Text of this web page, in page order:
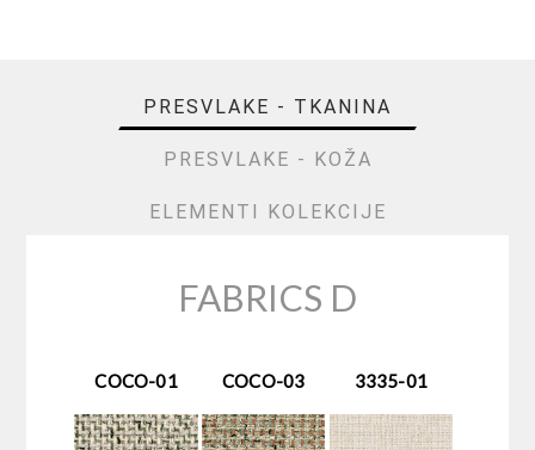
PRESVLAKE - TKANINA
PRESVLAKE - KOŽA
ELEMENTI KOLEKCIJE
FABRICS D
COCO-01 COCO-03 3335-01